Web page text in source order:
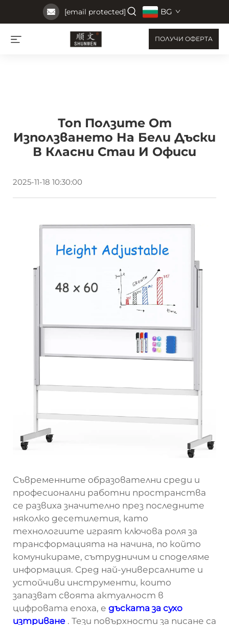
[email protected] BG
ПОЛУЧИ ОФЕРТА
Топ Ползите От
Използването На Бели Дъски
В Класни Стаи И Офиси
2025-11-18 10:30:00
Съвременните образователни среди и
професионални работни пространства
се развиха значително през последните
няколко десетилетия, като
технологиите играят ключова роля за
трансформацията на начина, по който
комуникираме, сътрудничим и споделяме
информация. Сред най-универсалните и
устойчиви инструменти, които
запазват своята актуалност в
цифровата епоха, е дъската за сухо
изтриване . Тези повърхности за писане са